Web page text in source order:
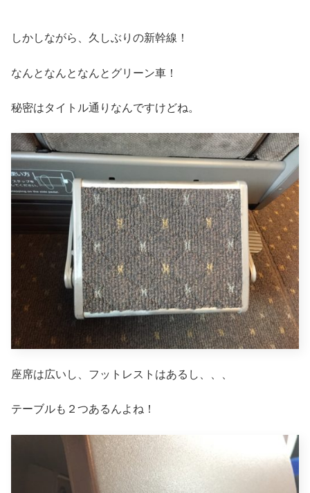
しかしながら、久しぶりの新幹線！
なんとなんとなんとグリーン車！
秘密はタイトル通りなんですけどね。
座席は広いし、フットレストはあるし、、、
テーブルも２つあるんよね！